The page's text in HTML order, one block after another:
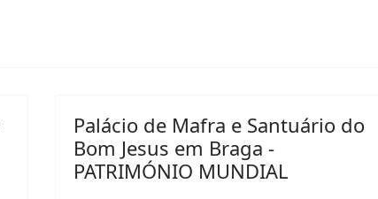
Palácio de Mafra e Santuário do
Bom Jesus em Braga -
PATRIMÓNIO MUNDIAL